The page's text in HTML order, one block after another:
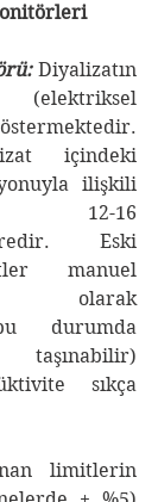
Diyalizatın
içindeki
ilişkili
16
Eski
manuel
olarak
durumda
sıkça
limitlerin